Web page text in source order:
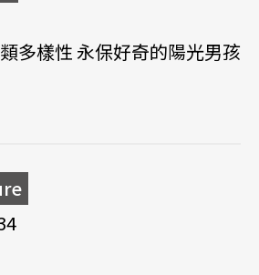
多樣性 永保好奇的陽光男孩